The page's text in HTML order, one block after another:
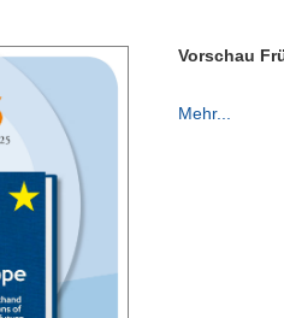
Vorschau
Mehr...